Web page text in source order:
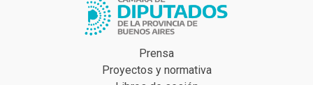
Prensa
Proyectos y normativa